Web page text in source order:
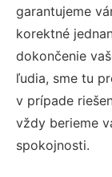
garantujeme
korektné
dokončenie
ľudia, sme tu
v prípade
vždy berieme
spokojnosti.